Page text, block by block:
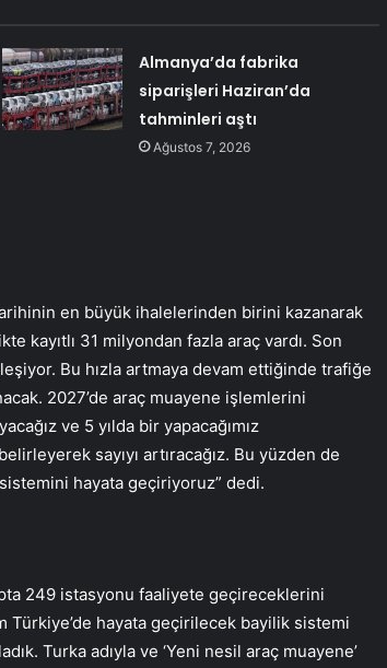
Almanya’da fabrika
siparişleri Haziran’da
tahminleri aştı
Ağustos 7, 2026
en büyük ihalelerinden birini kazanarak
kayıtlı 31 milyondan fazla araç vardı. Son
Bu hızla artmaya devam ettiğinde trafiğe
2027’de araç muayene işlemlerini
ve 5 yılda bir yapacağımız
sayıyı artıracağız. Bu yüzden de
hayata geçiriyoruz” dedi.
249 istasyonu faaliyete geçireceklerini
Türkiye’de hayata geçirilecek bayilik sistemi
Turka adıyla ve ‘Yeni nesil araç muayene’